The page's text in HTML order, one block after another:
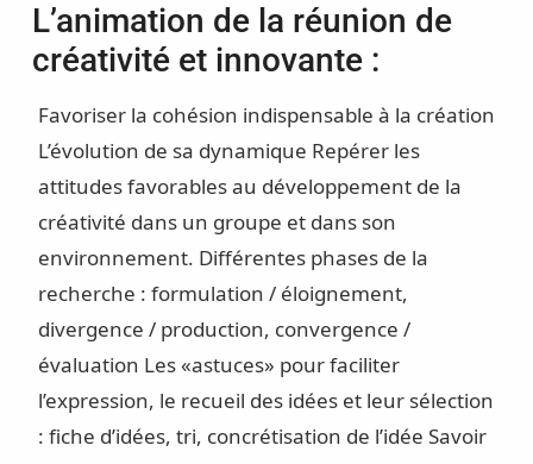
L’animation de la réunion de
créativité et innovante :
Favoriser la cohésion indispensable à la création
L’évolution de sa dynamique Repérer les
attitudes favorables au développement de la
créativité dans un groupe et dans son
environnement. Différentes phases de la
recherche : formulation / éloignement,
divergence / production, convergence /
évaluation Les «astuces» pour faciliter
l’expression, le recueil des idées et leur sélection
: fiche d’idées, tri, concrétisation de l’idée Savoir